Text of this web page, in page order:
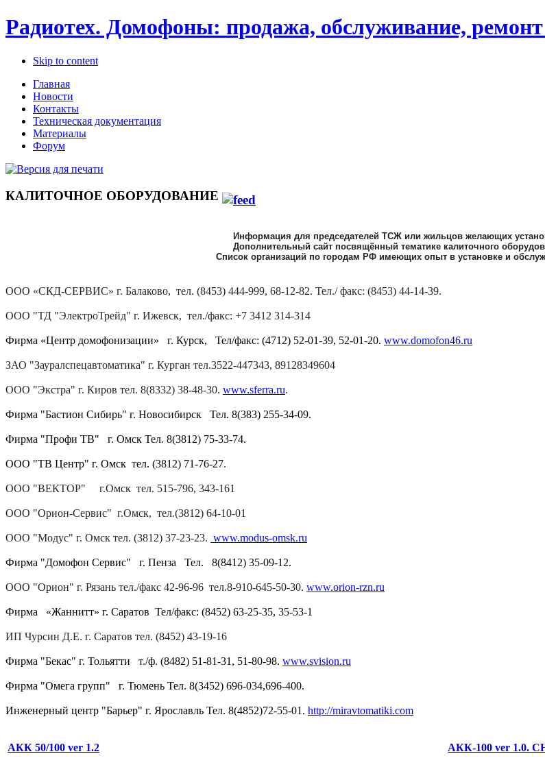
Радиотех. Домофоны: продажа, обслуживание,
Skip to content
Главная
Новости
Контакты
Техническая документация
Материалы
Форум
КАЛИТОЧНОЕ ОБОРУДОВАНИЕ
Информация для председателей ТСЖ или жильцов желающих
Дополнительный сайт посвящённый тематике калиточного
Список организаций по городам РФ имеющих опыт в установке и
ООО «СКД-СЕРВИС» г. Балаково, тел. (8453) 444-999, 68-12-82. Тел./ факс: (8453) 44-14-39.
ООО "ТД "ЭлектроТрейд" г. Ижевск, тел./факс: +7 3412 314-314
Фирма «Центр домофонизации» г. Курск, Тел/факс: (4712) 52-01-39, 52-01-20. www.domofon46.ru
ЗАО "Зауралспецавтоматика" г. Курган тел.3522-447343, 89128349604
ООО "Экстра" г. Киров тел. 8(8332) 38-48-30. www.sferra.ru.
Фирма "Бастион Сибирь" г. Новосибирск Тел. 8(383) 255-34-09.
Фирма "Профи ТВ" г. Омск Тел. 8(3812) 75-33-74.
ООО "ТВ Центр" г. Омск тел. (3812) 71-76-27.
ООО "ВЕКТОР" г.Омск тел. 515-796, 343-161
ООО "Орион-Сервис" г.Омск, тел.(3812) 64-10-01
ООО "Модус" г. Омск тел. (3812) 37-23-23. www.modus-omsk.ru
Фирма "Домофон Сервис" г. Пенза Тел. 8(8412) 35-09-12.
ООО "Орион" г. Рязань тел./факс 42-96-96 тел.8-910-645-50-30. www.orion-rzn.ru
Фирма «Жаннитт» г. Саратов Тел/факс: (8452) 63-25-35, 35-53-1
ИП Чурсин Д.Е. г. Саратов тел. (8452) 43-19-16
Фирма "Бекас" г. Тольятти т./ф. (8482) 51-81-31, 51-80-98. www.svision.ru
Фирма "Омега групп" г. Тюмень Тел. 8(3452) 696-034,696-400.
Инженерный центр "Барьер" г. Ярославль Тел. 8(4852)72-55-01. http://miravtomatiki.com
АКК 50/100 ver 1.2 АКК-100 ver 1.0.